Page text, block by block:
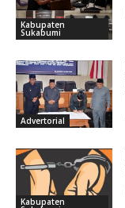
Kabupaten
Sukabumi
Advertorial
Kabupaten